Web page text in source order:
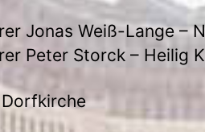
Jonas Weiß-Lange –
Peter Storck – Heilig